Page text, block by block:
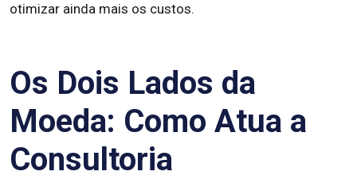
otimizar ainda mais os custos.
Os Dois Lados da
Moeda: Como Atua a
Consultoria